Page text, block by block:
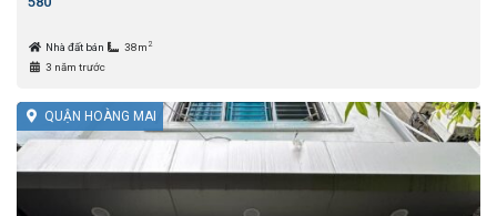
Nhà đất bán 38m 2
3 năm trước
QUẬN HOÀNG MAI